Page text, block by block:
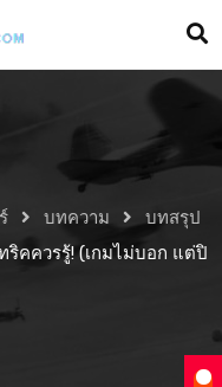
บทความ
บทสรุป
ริคควรรู้! (เกมไม่บอก แต่ปิ